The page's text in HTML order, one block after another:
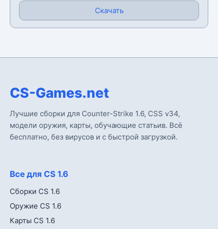
Скачать
CS-Games.net
Лучшие сборки для Counter-Strike 1.6, CSS v34,
модели оружия, карты, обучающие статьив. Всё
бесплатно, без вирусов и с быстрой загрузкой.
Все для CS 1.6
Сборки CS 1.6
Оружие CS 1.6
Карты CS 1.6